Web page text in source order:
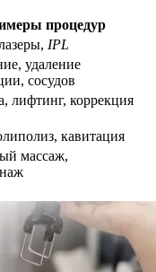
процедур
IPL
удаление
сосудов
лифтинг, коррекция
кавитация
массаж,